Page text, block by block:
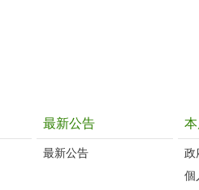
最新公告
最新公告
政
個